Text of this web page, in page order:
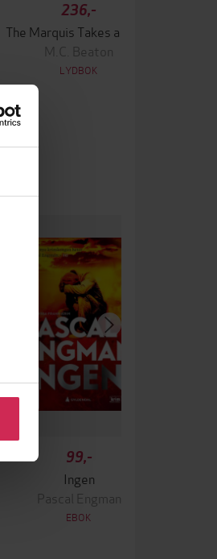
236,-
The Marquis Takes a Bride
M.C. Beaton
LYDBOK
99,-
Ingen
Pascal Engman
EBOK